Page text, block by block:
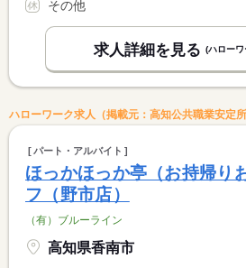
その他
求人詳細を見る (ハロー
ハローワーク求人（掲載元：高知公共職業安定所
パート・アルバイト
ほっかほっか亭（お持帰り
フ（野市店）
（有）ブルーライン
高知県香南市